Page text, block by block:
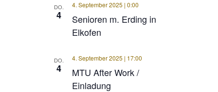
DO.
4
Senioren m. Erding in
Elkofen
4. September 2025 | 0:00
DO.
4
MTU After Work /
Einladung
4. September 2025 | 17:00